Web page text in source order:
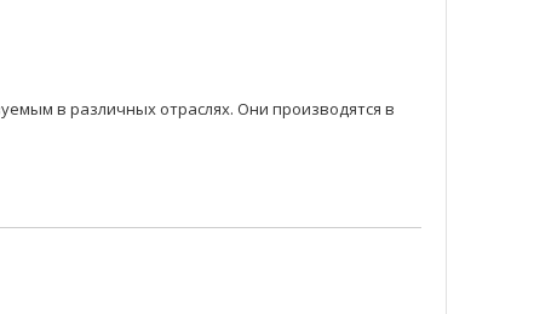
в различных отраслях. Они производятся в